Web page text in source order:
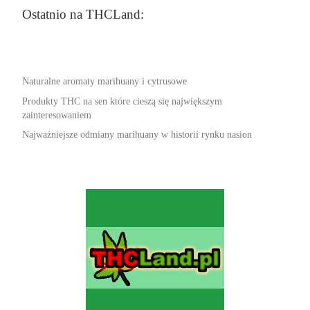
Ostatnio na THCLand:
Naturalne aromaty marihuany i cytrusowe
Produkty THC na sen które cieszą się największym
zainteresowaniem
Najważniejsze odmiany marihuany w historii rynku nasion